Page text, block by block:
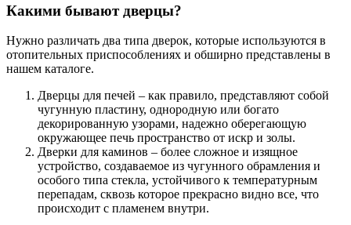
Какими бывают дверцы?
Нужно различать два типа дверок, которые используются в
отопительных приспособлениях и обширно представлены в
нашем каталоге.
Дверцы для печей – как правило, представляют собой
чугунную пластину, однородную или богато
декорированную узорами, надежно оберегающую
окружающее печь пространство от искр и золы.
Дверки для каминов – более сложное и изящное
устройство, создаваемое из чугунного обрамления и
особого типа стекла, устойчивого к температурным
перепадам, сквозь которое прекрасно видно все, что
происходит с пламенем внутри.